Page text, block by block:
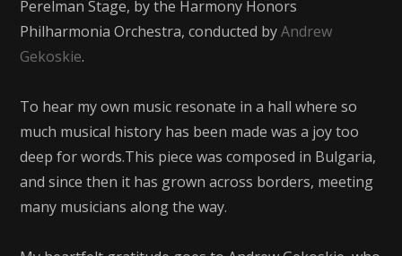
Perelman Stage, by the Harmony Honors
Philharmonia Orchestra, conducted byAndrew
Gekoskie.
To hear my own music resonate in a hall where so
much musical history has been made was a joy too
deep for words.This piece was composed in Bulgaria,
and since then it has grown across borders, meeting
many musicians along the way.